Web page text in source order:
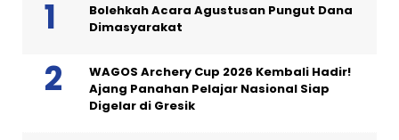
Bolehkah Acara Agustusan Pungut Dana
Dimasyarakat
WAGOS Archery Cup 2026 Kembali Hadir!
Ajang Panahan Pelajar Nasional Siap
Digelar di Gresik